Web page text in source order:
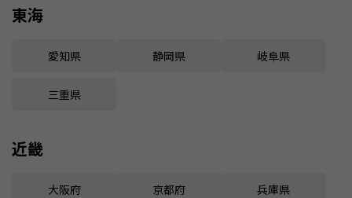
東海
愛知県 静岡県 岐阜県
三重県
近畿
大阪府 京都府 兵庫県